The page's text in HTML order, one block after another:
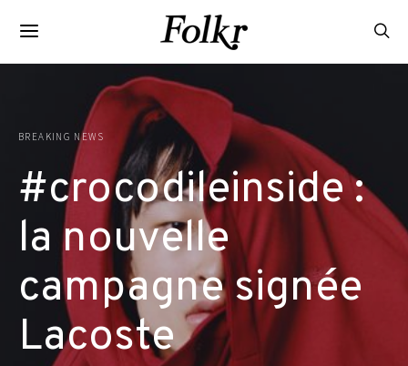
BREAKING NEWS
#crocodileinside :
la nouvelle
campagne signée
Lacoste